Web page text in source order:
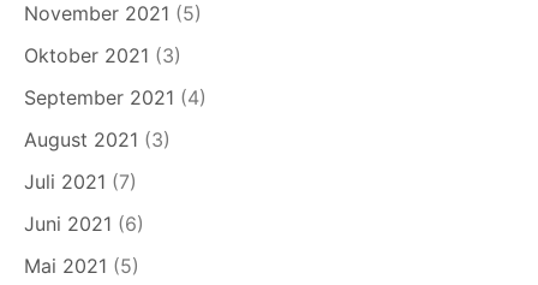
November 2021 (5)
Oktober 2021 (3)
September 2021 (4)
August 2021 (3)
Juli 2021 (7)
Juni 2021 (6)
Mai 2021 (5)